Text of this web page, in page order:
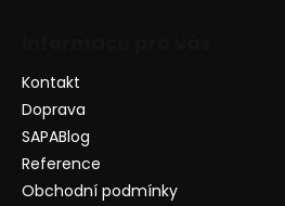
Kontakt
Doprava
SAPABlog
Reference
Obchodní podmínky